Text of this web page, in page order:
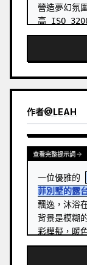
營造夢幻氛
高 ISO
Tour 視覺
作者@LEAH
查看完整提示詞
一位優雅的
菲別墅的露
飄逸，沐浴
背景是模糊
彩模擬，暖